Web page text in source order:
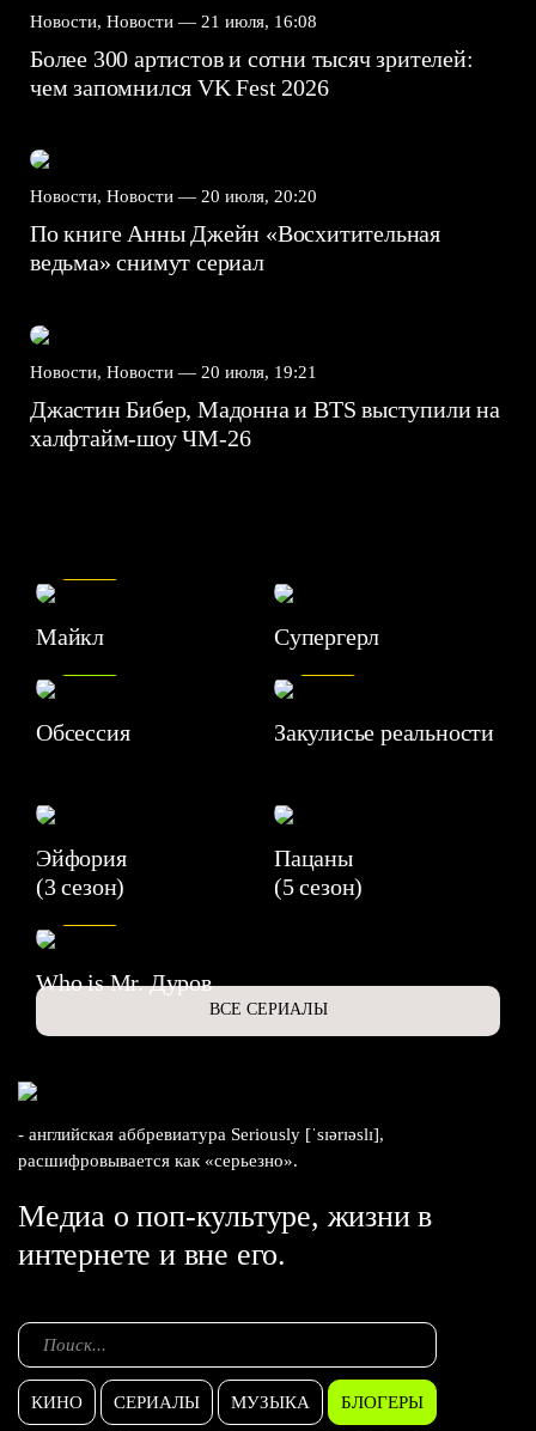
Новости, Новости — 21 июля, 16:08
Более 300 артистов и сотни тысяч зрителей:
чем запомнился VK Fest 2026
Новости, Новости — 20 июля, 20:20
По книге Анны Джейн «Восхитительная
ведьма» снимут сериал
Новости, Новости — 20 июля, 19:21
Джастин Бибер, Мадонна и BTS выступили на
халфтайм-шоу ЧМ-26
Майкл Супергерл
Обсессия
7.1
Закулисье реальности
Эйфория
(3 сезон)
Пацаны
(5 сезон)
Who is Mr. Дуров
ВСЕ СЕРИАЛЫ
- английская аббревиатура Seriously [ˈsɪərɪəslɪ],
расшифровывается как «серьезно».
Медиа о поп-культуре, жизни в
интернете и вне его.
КИНО СЕРИАЛЫ МУЗЫКА БЛОГЕРЫ